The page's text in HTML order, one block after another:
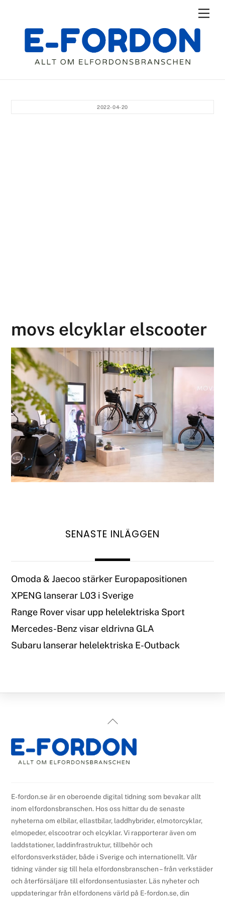
content
2022-04-20
movs elcyklar elscooter
SENASTE INLÄGGEN
Omoda & Jaecoo stärker Europapositionen
XPENG lanserar L03 i Sverige
Range Rover visar upp helelektriska Sport
Mercedes-Benz visar eldrivna GLA
Subaru lanserar helelektriska E-Outback
Back
Top
E-fordon.se är en oberoende digital tidning som bevakar allt
inom elfordonsbranschen. Hos oss hittar du de senaste
nyheterna om elbilar, ellastbilar, laddhybrider, elmotorcyklar,
elmopeder, elscootrar och elcyklar. Vi rapporterar även om
laddstationer, laddinfrastruktur, tillbehör och
elfordonsverkstäder, både i Sverige och internationellt. Vår
tidning vänder sig till hela elfordonsbranschen – från verkstäder
och återförsäljare till elfordonsentusiaster. Läs nyheter och
uppdateringar från elfordonens värld på E-fordon.se, din